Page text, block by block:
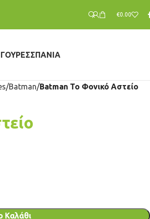
€0.00
ΣΠΆΝΙΑ
Batman Batman Το Φονικό Αστείο
Καλάθι